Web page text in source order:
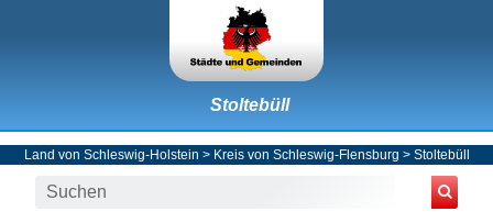
Stoltebüll
Land von Schleswig-Holstein > Kreis von Schleswig-Flensburg > Stoltebüll